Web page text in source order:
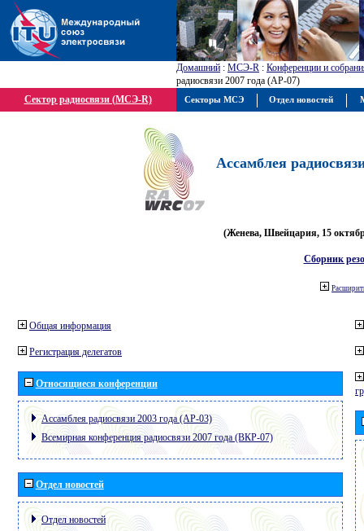
Домашний : МСЭ-R : Конференции и
радиосвязи 2007 года (АР-07)
Сектор радиосвязи (МСЭ-R)
Ассамблея
(Женева, Швейцария, 15
Сборник
Общая информация
Регистрация делегатов
Относящиеся конференции
Ассамблея радиосвязи 2003 года (АР-03)
Всемирная конференция радиосвязи 2007 года (ВКР-07)
Отдел новостей
Отдел новостей
Секторы МСЭ Отдел новостей